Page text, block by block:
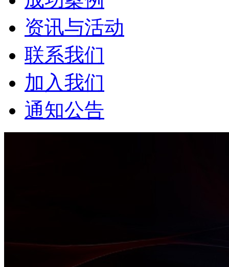
资讯与活动
联系我们
加入我们
通知公告